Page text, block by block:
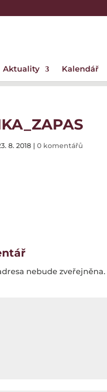
Aktuality Kalendář
8. 2018 |0 komentářů
nebude zveřejněna.